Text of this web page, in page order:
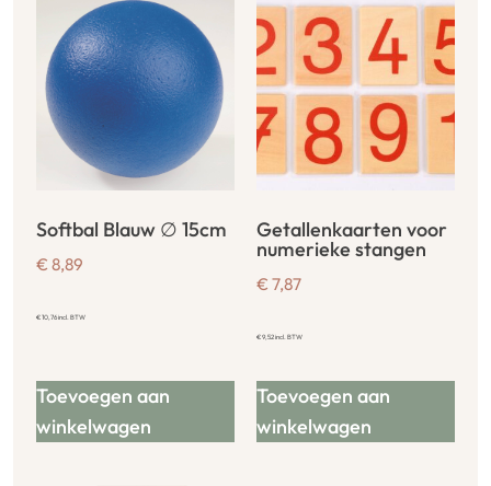
Softbal Blauw ∅ 15cm
€ 8,89
€10,76incl. BTW
Toevoegen aan
winkelwagen
Getallenkaarten voor
numerieke stangen
€ 7,87
€9,52incl. BTW
Toevoegen aan
winkelwagen